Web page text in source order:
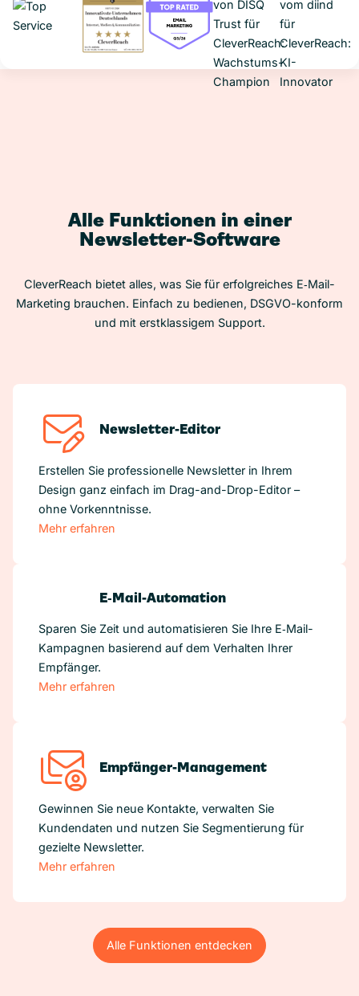
Alle Funktionen in einer
Newsletter-Software
CleverReach bietet alles, was Sie für erfolgreiches E‑Mail-
Marketing brauchen. Einfach zu bedienen, DSGVO-konform
und mit erstklassigem Support.
Newsletter-Editor
Erstellen Sie professionelle Newsletter in Ihrem
Design ganz einfach im Drag-and-Drop-Editor –
ohne Vorkenntnisse.
Mehr erfahren
E‑Mail-Automation
Sparen Sie Zeit und automatisieren Sie Ihre E‑Mail-
Kampagnen basierend auf dem Verhalten Ihrer
Empfänger.
Mehr erfahren
Empfänger-Management
Gewinnen Sie neue Kontakte, verwalten Sie
Kundendaten und nutzen Sie Segmentierung für
gezielte Newsletter.
Mehr erfahren
Alle Funktionen entdecken
Alle Funktionen entdecken